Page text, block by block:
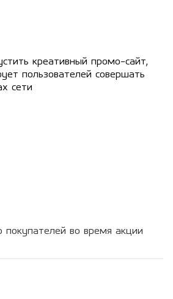
креативный промо-сайт,
пользователей совершать
сети
покупателей во время акции